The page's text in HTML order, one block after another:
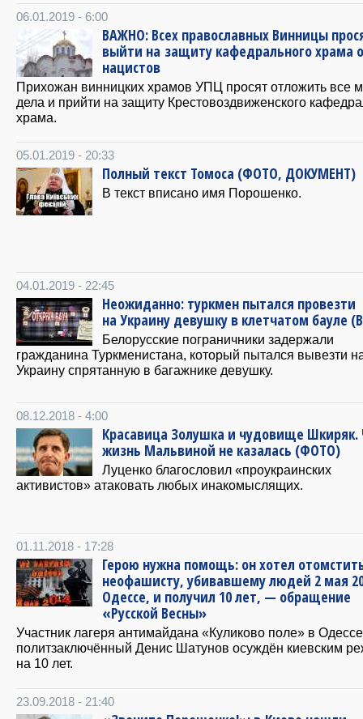
06.01.2019 - 6:00
ВАЖНО: Всех православных Винницы
выйти на защиту кафедрального храма
нацистов
Прихожан винницких храмов УПЦ просят отложить все
дела и прийти на защиту Крестовоздвиженского
храма.
05.01.2019 - 20:33
Полный текст Томоса (ФОТО, ДОКУМЕНТ)
В текст вписано имя Порошенко.
04.01.2019 - 22:45
Неожиданно: туркмен пытался провезти
на Украину девушку в клетчатом бауле
Белорусские пограничники задержали
гражданина Туркменистана, который пытался вывезти
Украину спрятанную в багажнике девушку.
08.12.2018 - 4:00
Красавица Золушка и чудовище
жизнь Мальвиной не казалась (ФОТО)
Луценко благословил «проукраинских
активистов» атаковать любых инакомыслящих.
01.11.2018 - 17:28
Герою нужна помощь: он хотел
неофашисту, убивавшему людей 2 мая
Одессе, и получил 10 лет, — обращение
«Русской Весны»
Участник лагеря антимайдана «Куликово поле» в Одессе
политзаключённый Денис Шатунов осуждён киевским
на 10 лет.
23.09.2018 - 21:40